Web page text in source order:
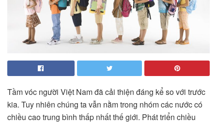
Tầm vóc người Việt Nam đã cải thiện đáng kể so với trước
kia. Tuy nhiên chúng ta vẫn nằm trong nhóm các nước có
chiều cao trung bình thấp nhất thế giới. Phát triển chiều